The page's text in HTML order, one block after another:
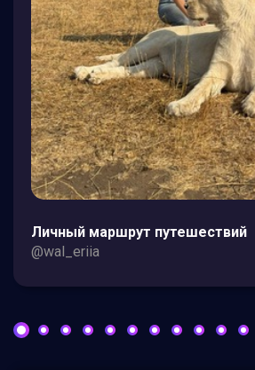
Личный маршрут путешествий
@wal_eriia